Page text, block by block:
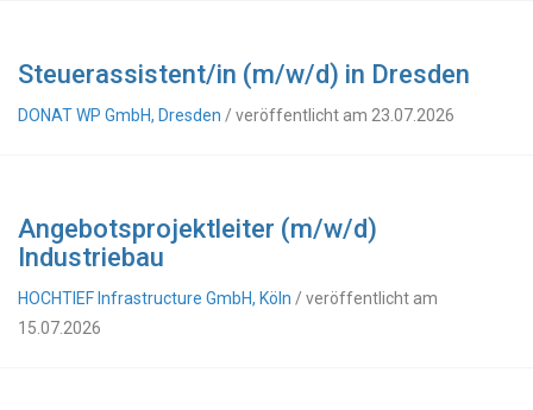
Steuerassistent/in (m/w/d) in Dresden
DONAT WP GmbH, Dresden / veröffentlicht am 23.07.2026
Angebotsprojektleiter (m/w/d)
Industriebau
HOCHTIEF Infrastructure GmbH, Köln / veröffentlicht am
15.07.2026